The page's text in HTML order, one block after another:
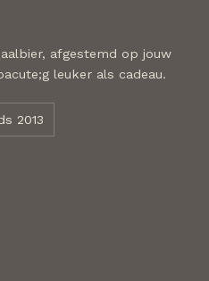
afgestemd op jouw
leuker als cadeau.
2013